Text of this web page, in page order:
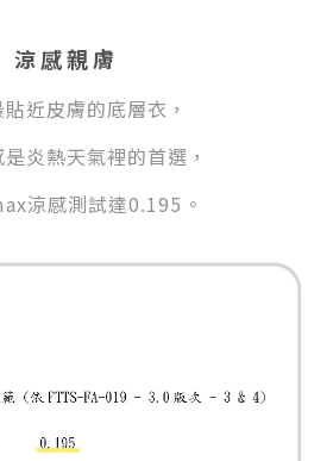
涼感親膚
近皮膚的底層衣，
炎熱天氣裡的首選，
涼感測試達0.195 。